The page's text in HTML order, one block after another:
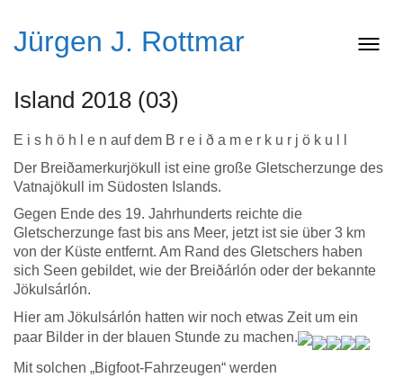
Jürgen J. Rottmar
Island 2018 (03)
E i s h ö h l e n auf dem B r e i ð a m e r k u r j ö k u l l
Der Breiðamerkurjökull ist eine große Gletscherzunge des
Vatnajökull im Südosten Islands.
Gegen Ende des 19. Jahrhunderts reichte die
Gletscherzunge fast bis ans Meer, jetzt ist sie über 3 km
von der Küste entfernt. Am Rand des Gletschers haben
sich Seen gebildet, wie der Breiðárlón oder der bekannte
Jökulsárlón.
Hier am Jökulsárlón hatten wir noch etwas Zeit um ein
paar Bilder in der blauen Stunde zu machen.
Mit solchen „Bigfoot-Fahrzeugen“ werden